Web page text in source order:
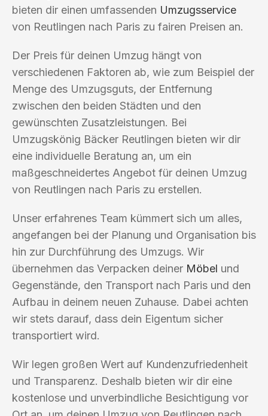
bieten dir einen umfassenden Umzugsservice
von Reutlingen nach Paris zu fairen Preisen an.
Der Preis für deinen Umzug hängt von
verschiedenen Faktoren ab, wie zum Beispiel der
Menge des Umzugsguts, der Entfernung
zwischen den beiden Städten und den
gewünschten Zusatzleistungen. Bei
Umzugskönig Bäcker Reutlingen bieten wir dir
eine individuelle Beratung an, um ein
maßgeschneidertes Angebot für deinen Umzug
von Reutlingen nach Paris zu erstellen.
Unser erfahrenes Team kümmert sich um alles,
angefangen bei der Planung und Organisation bis
hin zur Durchführung des Umzugs. Wir
übernehmen das Verpacken deiner Möbel und
Gegenstände, den Transport nach Paris und den
Aufbau in deinem neuen Zuhause. Dabei achten
wir stets darauf, dass dein Eigentum sicher
transportiert wird.
Wir legen großen Wert auf Kundenzufriedenheit
und Transparenz. Deshalb bieten wir dir eine
kostenlose und unverbindliche Besichtigung vor